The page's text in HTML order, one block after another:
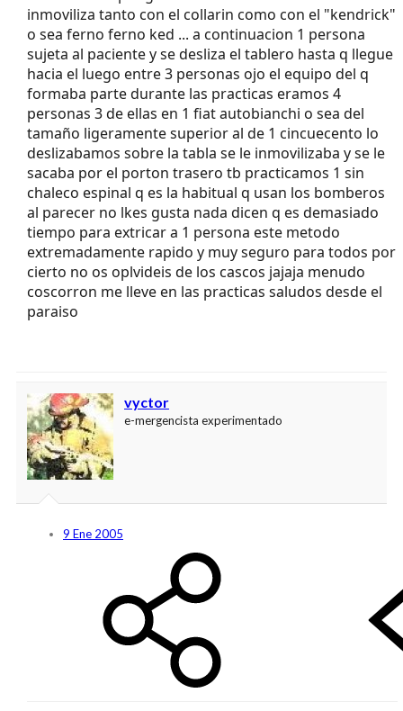
inmoviliza tanto con el collarin como con el "kendrick"
o sea ferno ferno ked ... a continuacion 1 persona
sujeta al paciente y se desliza el tablero hasta q llegue
hacia el luego entre 3 personas ojo el equipo del q
formaba parte durante las practicas eramos 4
personas 3 de ellas en 1 fiat autobianchi o sea del
tamaño ligeramente superior al de 1 cincuecento lo
deslizabamos sobre la tabla se le inmovilizaba y se le
sacaba por el porton trasero tb practicamos 1 sin
chaleco espinal q es la habitual q usan los bomberos
al parecer no lkes gusta nada dicen q es demasiado
tiempo para extricar a 1 persona este metodo
extremadamente rapido y muy seguro para todos por
cierto no os oplvideis de los cascos jajaja menudo
coscorron me lleve en las practicas saludos desde el
paraiso
vyctor
e-mergencista experimentado
9 Ene 2005